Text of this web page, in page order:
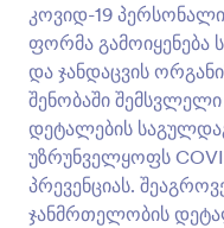
კოვიდ-19
ფორმა გამოიყენება
და ჯანდაცვის
შენობაში
დეტალების
უზრუნველყოფს
პრევენციას.
ჯანმრთელობის
ფორმა. მარტივად
სამედიცინო
შესაბამისობა,
გააზიარეთ ლინკის
ვიზიტების
JotForm-ის
სწრაფად
პერიოდები